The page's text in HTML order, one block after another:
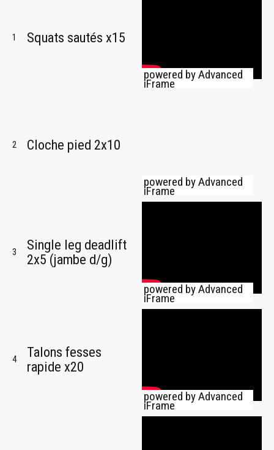
1 Squats sautés x15
powered by Advanced
iFrame
2 Cloche pied 2x10
powered by Advanced
iFrame
3
Single leg deadlift
2x5 (jambe d/g)
powered by Advanced
iFrame
4
Talons fesses
rapide x20
powered by Advanced
iFrame